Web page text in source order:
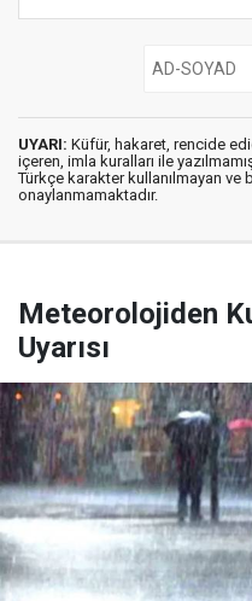
UYARI: Küfür, hakaret, rencide
içeren, imla kuralları ile
Türkçe karakter kullanılmayan ve
onaylanmamaktadır.
Meteorolojiden
Uyarısı